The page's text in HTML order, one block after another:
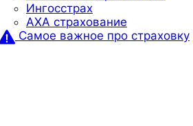
Ингосстрах
AXA страхование
Самое важное про страховку